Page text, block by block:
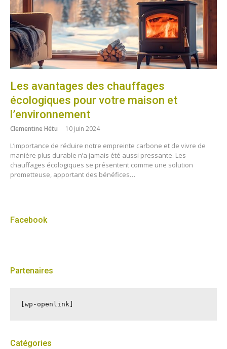
Les avantages des chauffages
écologiques pour votre maison et
l’environnement
Clementine Hétu 10 juin 2024
L’importance de réduire notre empreinte carbone et de vivre de
manière plus durable n’a jamais été aussi pressante. Les
chauffages écologiques se présentent comme une solution
prometteuse, apportant des bénéfices…
Facebook
Partenaires
[wp-openlink]
Catégories